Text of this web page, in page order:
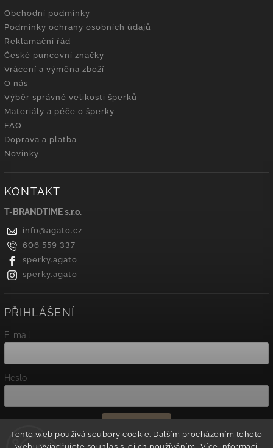
Tento web používá soubory cookie. Dalším procházením tohoto
Obchodní podmínky
Podmínky ochrany osobních údajů
Reklamační řád
České puncovní značky
Vrácení a výměna zboží
O nás
Výběr správné velikosti šperků
Materiály a péče o šperky
FAQ
Doprava a platba
Novinky
KONTAKT
T-BRANDTIME s.r.o.
info@agato.cz
606 559 337
sperky.agato
sperky.agato
PŘIHLÁŠENÍ
E-mail
Heslo